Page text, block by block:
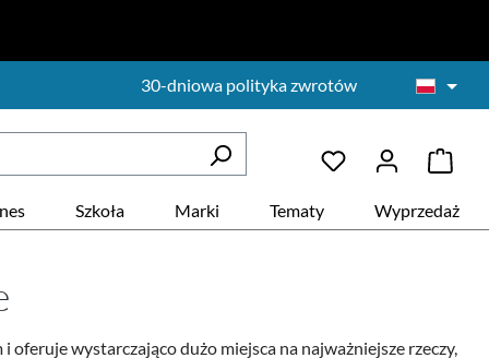
30-dniowa polityka zwrotów
Szkoła Marki Tematy Wyprzedaż
oferuje wystarczająco dużo miejsca na najważniejsze rzeczy,